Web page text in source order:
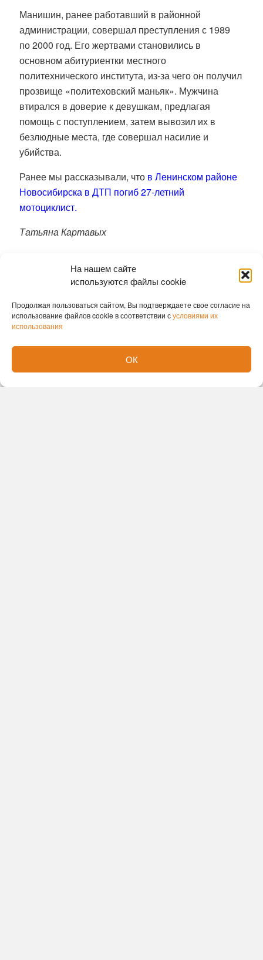
На нашем сайте
используются файлы cookie
Продолжая пользоваться сайтом, Вы подтверждаете свое согласие на
использование файлов cookie в соответствии сусловиями их
использования
ОК
Манишин, ранее работавший в районной
администрации, совершал преступления с 1989
по 2000 год. Его жертвами становились в
основном абитуриентки местного
политехнического института, из-за чего он получил
прозвище «политеховский маньяк». Мужчина
втирался в доверие к девушкам, предлагая
помощь с поступлением, затем вывозил их в
безлюдные места, где совершал насилие и
убийства.
Ранее мы рассказывали, что в Ленинском районе
Новосибирска в ДТП погиб 27-летний
мотоциклист.
Татьяна Картавых